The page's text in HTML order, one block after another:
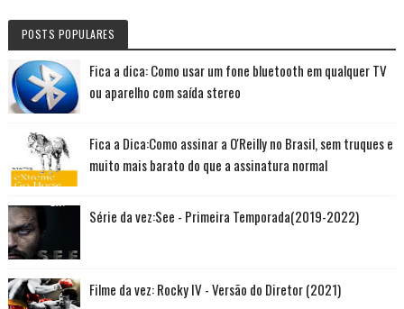
POSTS POPULARES
Fica a dica: Como usar um fone bluetooth em qualquer TV
ou aparelho com saída stereo
Fica a Dica:Como assinar a O'Reilly no Brasil, sem truques e
muito mais barato do que a assinatura normal
Série da vez:See - Primeira Temporada(2019-2022)
Filme da vez: Rocky IV - Versão do Diretor (2021)